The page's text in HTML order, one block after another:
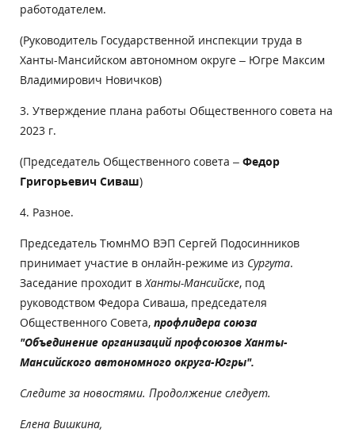
работодателем.
(Руководитель Государственной инспекции труда в
Ханты-Мансийском автономном округе – Югре Максим
Владимирович Новичков)
3. Утверждение плана работы Общественного совета на
2023 г.
(Председатель Общественного совета – Федор
Григорьевич Сиваш)
4. Разное.
Председатель ТюмнМО ВЭП Сергей Подосинников
принимает участие в онлайн-режиме из Сургута.
Заседание проходит вХанты-Мансийске, под
руководством Федора Сиваша, председателя
Общественного Совета, профлидера союза
"Объединение организаций профсоюзов Ханты-
Мансийского автономного округа-Югры".
Следите за новостями. Продолжение следует.
Елена Вишкина,